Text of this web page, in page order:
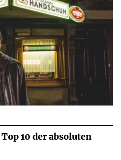
10 der absoluten